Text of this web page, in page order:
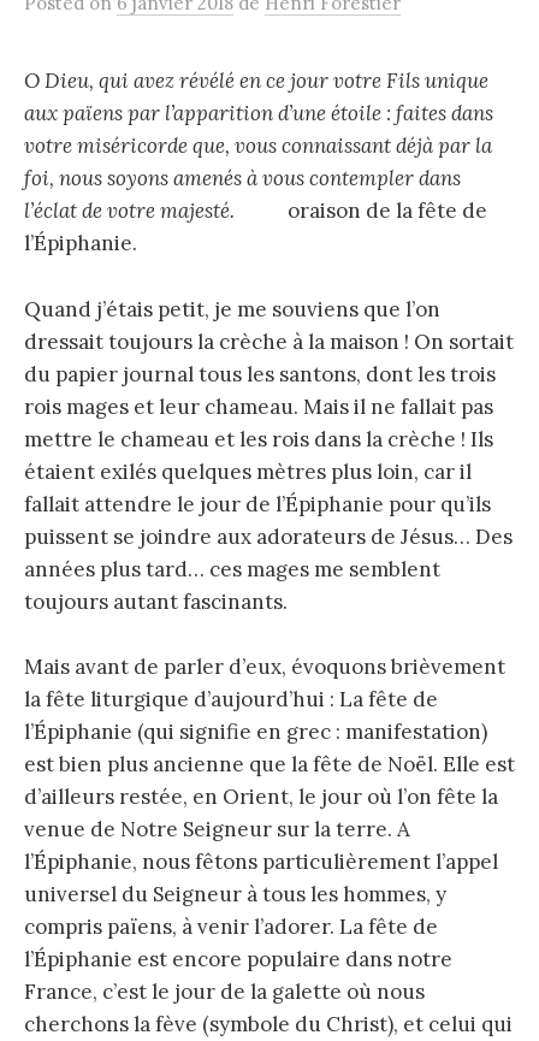
O Dieu, qui avez révélé en ce jour votre Fils unique
aux païens par l’apparition d’une étoile : faites dans
votre miséricorde que, vous connaissant déjà par la
foi, nous soyons amenés à vous contempler dans
l’éclat de votre majesté. oraison de la fête de
l’Épiphanie.
Quand j’étais petit, je me souviens que l’on
dressait toujours la crèche à la maison ! On sortait
du papier journal tous les santons, dont les trois
rois mages et leur chameau. Mais il ne fallait pas
mettre le chameau et les rois dans la crèche ! Ils
étaient exilés quelques mètres plus loin, car il
fallait attendre le jour de l’Épiphanie pour qu’ils
puissent se joindre aux adorateurs de Jésus… Des
années plus tard… ces mages me semblent
toujours autant fascinants.
Mais avant de parler d’eux, évoquons brièvement
la fête liturgique d’aujourd’hui : La fête de
l’Épiphanie (qui signifie en grec : manifestation)
est bien plus ancienne que la fête de Noël. Elle est
d’ailleurs restée, en Orient, le jour où l’on fête la
venue de Notre Seigneur sur la terre. A
l’Épiphanie, nous fêtons particulièrement l’appel
universel du Seigneur à tous les hommes, y
compris païens, à venir l’adorer. La fête de
l’Épiphanie est encore populaire dans notre
France, c’est le jour de la galette où nous
cherchons la fève (symbole du Christ), et celui qui